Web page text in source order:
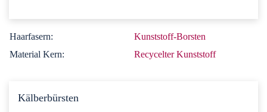
Haarfasern:
Kunststoff-Borsten
Material Kern:
Recycelter Kunststoff
Kälberbürsten